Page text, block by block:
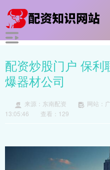
配资炒股门户 保利
爆器材公司
来源：东南配资 网站：
13:05:46
查看：129